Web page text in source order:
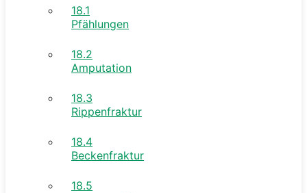
18.1
Pfählungen
18.2
Amputation
18.3
Rippenfraktur
18.4
Beckenfraktur
18.5